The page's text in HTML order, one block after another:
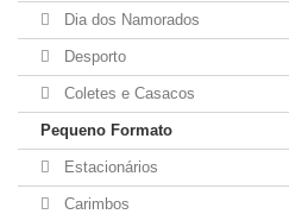
Dia dos Namorados
Desporto
Coletes e Casacos
Pequeno Formato
Estacionários
Carimbos